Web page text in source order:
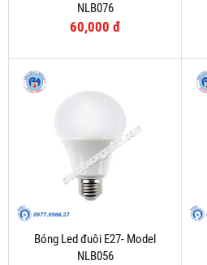
NLB076
60,000 đ
Bóng Led đuôi E27- Model
NLB056